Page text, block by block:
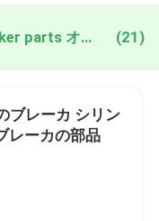
cylinder hydraulic rock breaker parts オンライン製造 (21)
ブレーカ シリン
レーカの部品